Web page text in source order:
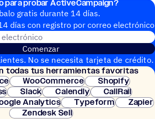
para probar ActiveCampaign?
gratis durante 14 días.
días con regis­tro por correo electrónico
Dirección de correo electrónico
Comenzar
No se necesita tarjeta de crédito.
instantánea.
todas tus herramientas favoritas
WooCommerce
Shopify
Slack Calendly
CallRail
Analytics Typeform
Zapier
Zendesk Sell